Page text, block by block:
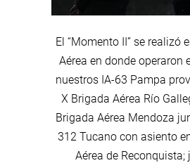
El “Momento II” se realizó
Aérea en donde operaron
nuestros IA-63 Pampa
X Brigada Aérea Río
Brigada Aérea Mendoza
312 Tucano con asiento
Aérea de